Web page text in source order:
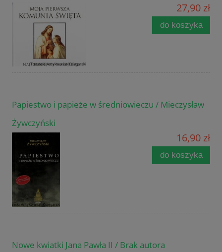
27,90 zł
do koszyka
Papiestwo i papieże w średniowieczu / Mieczysław
Żywczyński
16,90 zł
do koszyka
Nowe kwiatki Jana Pawła II / Brak autora